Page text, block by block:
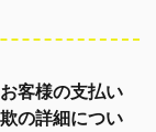
客様の支払い
の詳細につい